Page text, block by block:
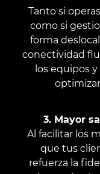
Tanto si
como si
forma
conectividad
los equipos
3. Mayor
Al facilitar los
que tus
refuerza la